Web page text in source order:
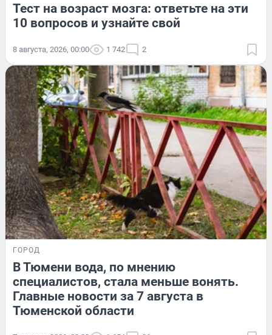
Тест на возраст мозга: ответьте на эти
10 вопросов и узнайте свой
8 августа, 2026, 00:00 1 742 2
ГОРОД
В Тюмени вода, по мнению
специалистов, стала меньше вонять.
Главные новости за 7 августа в
Тюменской области